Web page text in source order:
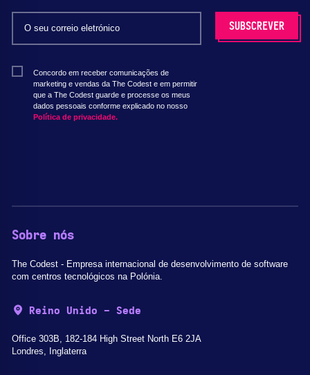
Concordo em receber comunicações de
marketing e vendas da The Codest e em permitir
que a The Codest guarde e processe os meus
dados pessoais conforme explicado no nosso
Política de privacidade.
Sobre nós
The Codest - Empresa internacional de desenvolvimento de software
com centros tecnológicos na Polónia.
Reino Unido - Sede
Office 303B, 182-184 High Street North E6 2JA
Londres, Inglaterra